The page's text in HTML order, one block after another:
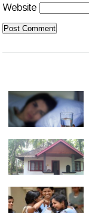
Website